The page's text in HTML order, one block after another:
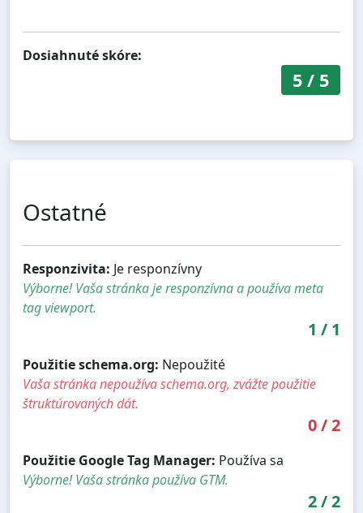
Dosiahnuté skóre:
5/ 5
Ostatné
Responzivita: Je responzívny
Výborne! Vaša stránka je responzívna a používa meta
tag viewport.
1 / 1
Použitie schema.org: Nepoužité
Vaša stránka nepoužíva schema.org, zvážte použitie
štruktúrovaných dát.
0/2
Použitie Google Tag Manager: Používa sa
Výborne! Vaša stránka používa GTM.
2/2